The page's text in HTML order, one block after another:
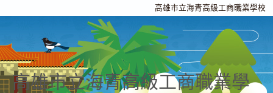
高雄市立海青高級工商職業學校
高雄市立海青高級工商職業學